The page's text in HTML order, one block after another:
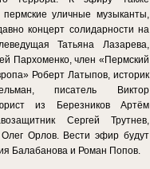
пермские уличные музыканты,
концерт солидарности на
Татьяна Лазарева,
Пархоменко, член «Пермский
Роберт Латыпов, историк
писатель Виктор
из Березников Артём
Сергей Трутнев,
Орлов. Вести эфир будут
Балабанова и Роман Попов.